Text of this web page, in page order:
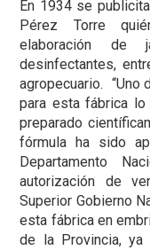
En 1934 se
Pérez Torre
elaboración de
desinfectantes,
agropecuario. “Uno
para esta fábrica lo
preparado
fórmula ha sido
Departamento
autorización de
Superior Gobierno
esta fábrica en
de la Provincia,